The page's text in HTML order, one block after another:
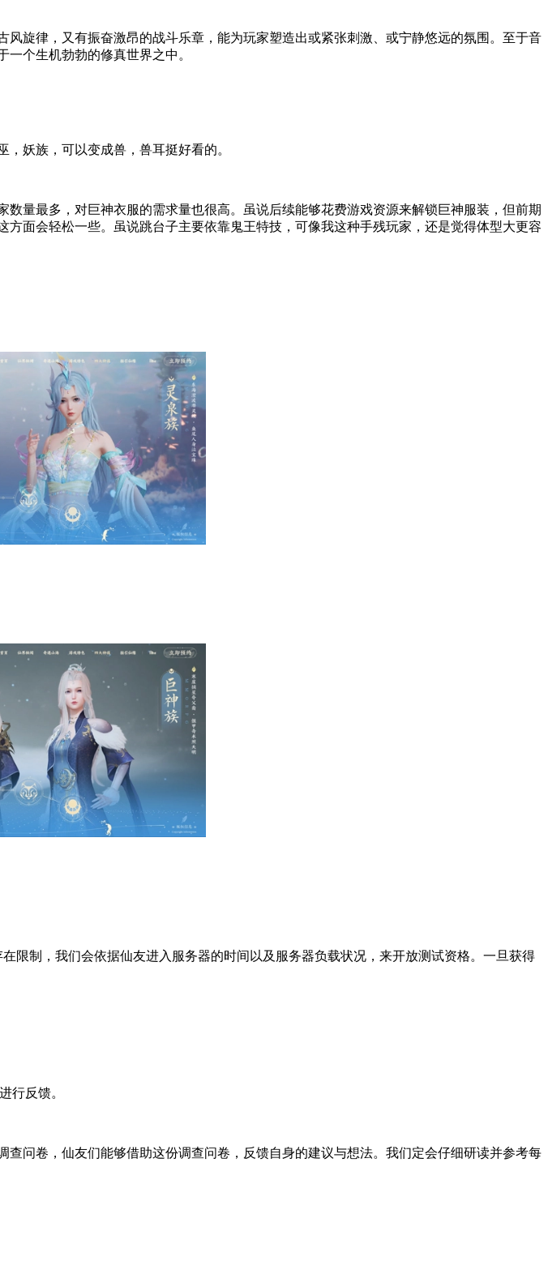
旋律，又有振奋激昂的战斗乐章，能为玩家塑造出或紧张刺激、或宁静悠远的氛围。至于音
个生机勃勃的修真世界之中。
妖族，可以变成兽，兽耳挺好看的。
量最多，对巨神衣服的需求量也很高。虽说后续能够花费游戏资源来解锁巨神服装，但前期
面会轻松一些。虽说跳台子主要依靠鬼王特技，可像我这种手残玩家，还是觉得体型大更容
限制，我们会依据仙友进入服务器的时间以及服务器负载状况，来开放测试资格。一旦获得
行反馈。
问卷，仙友们能够借助这份调查问卷，反馈自身的建议与想法。我们定会仔细研读并参考每